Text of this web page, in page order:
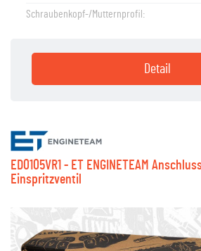
Schraubenkopf-/Mutternprofil:
Detail
ED0105VR1 - ET ENGINETEAM
Einspritzventil